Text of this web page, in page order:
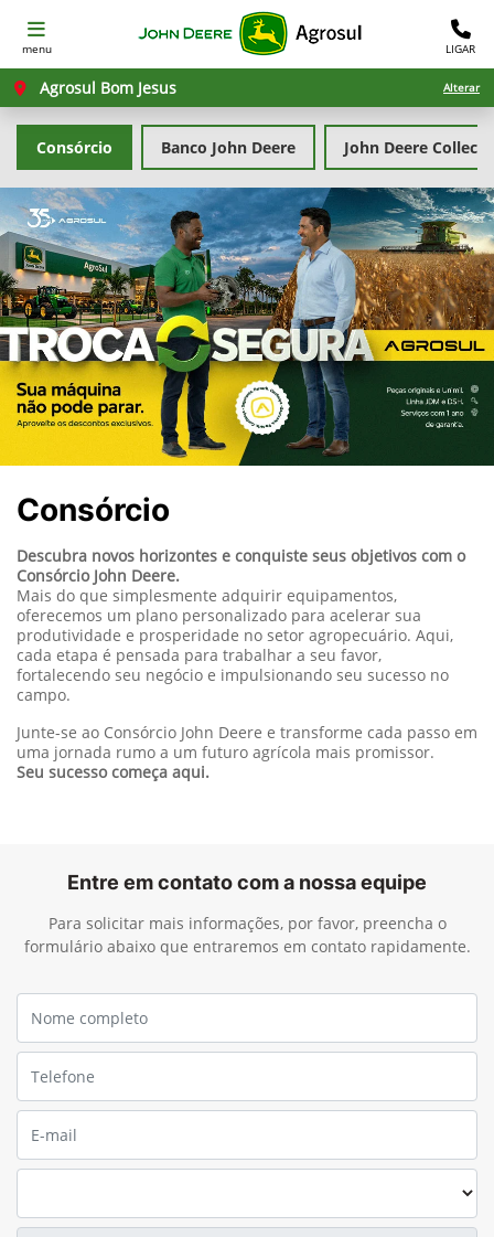
menu LIGAR
Agrosul Bom Jesus Alterar
Banco John Deere
Consórcio John Deere
Consórcio
Descubra novos horizontes e conquiste seus objetivos com o
Consórcio John Deere.
Mais do que simplesmente adquirir equipamentos,
oferecemos um plano personalizado para acelerar sua
produtividade e prosperidade no setor agropecuário. Aqui,
cada etapa é pensada para trabalhar a seu favor,
fortalecendo seu negócio e impulsionando seu sucesso no
campo.
Junte-se ao Consórcio John Deere e transforme cada passo em
uma jornada rumo a um futuro agrícola mais promissor.
Seu sucesso começa aqui.
Entre em contato com a nossa equipe
Para solicitar mais informações, por favor, preencha o
formulário abaixo que entraremos em contato rapidamente.